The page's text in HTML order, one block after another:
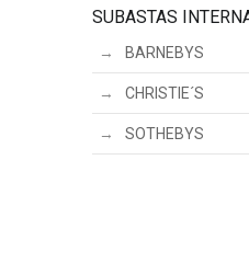
SUBASTAS
BARNEBYS
CHRISTIE´S
SOTHEBYS